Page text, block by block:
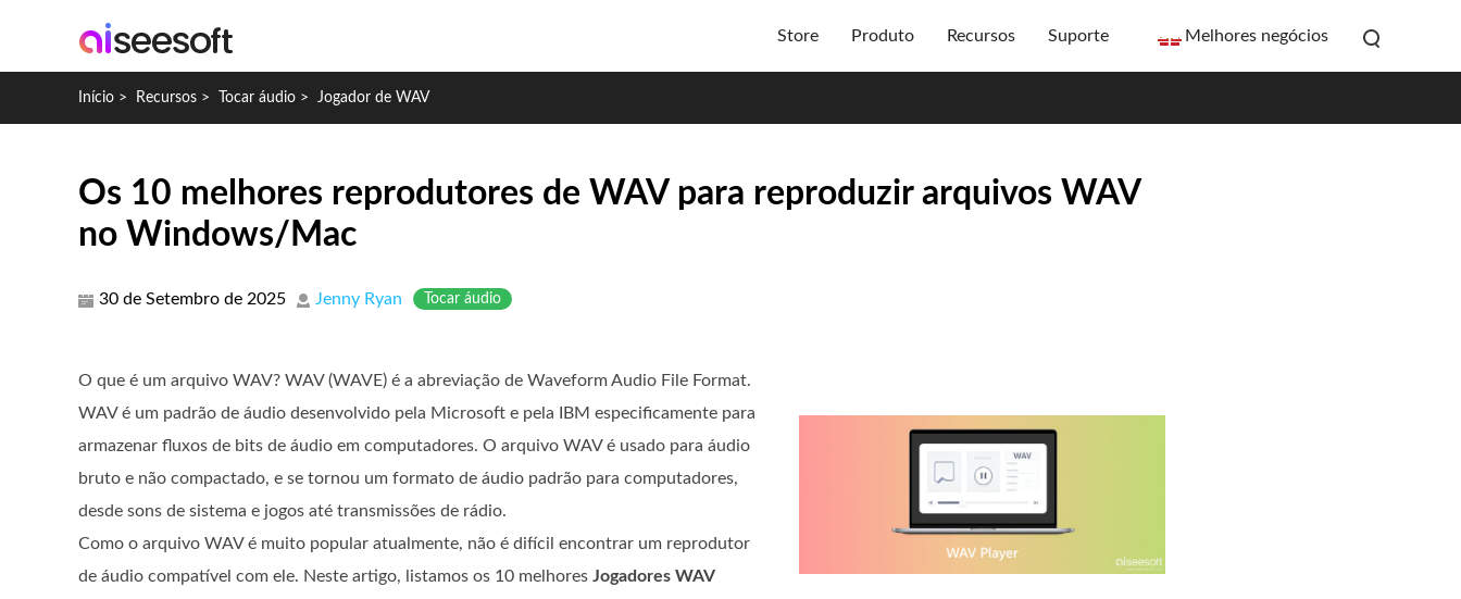
Store Produto Recursos Suporte Melhores negócios
Início > Recursos > Tocar áudio > Jogador de WAV
Os 10 melhores reprodutores de WAV para reproduzir arquivos WAV
no Windows/Mac
30 de Setembro de 2025 Jenny Ryan Tocar áudio
O que é um arquivo WAV? WAV (WAVE) é a abreviação de Waveform Audio File Format.
WAV é um padrão de áudio desenvolvido pela Microsoft e pela IBM especificamente para
armazenar fluxos de bits de áudio em computadores. O arquivo WAV é usado para áudio
bruto e não compactado, e se tornou um formato de áudio padrão para computadores,
desde sons de sistema e jogos até transmissões de rádio.
Como o arquivo WAV é muito popular atualmente, não é difícil encontrar um reprodutor
de áudio compatível com ele. Neste artigo, listamos os 10 melhores Jogadores WAV